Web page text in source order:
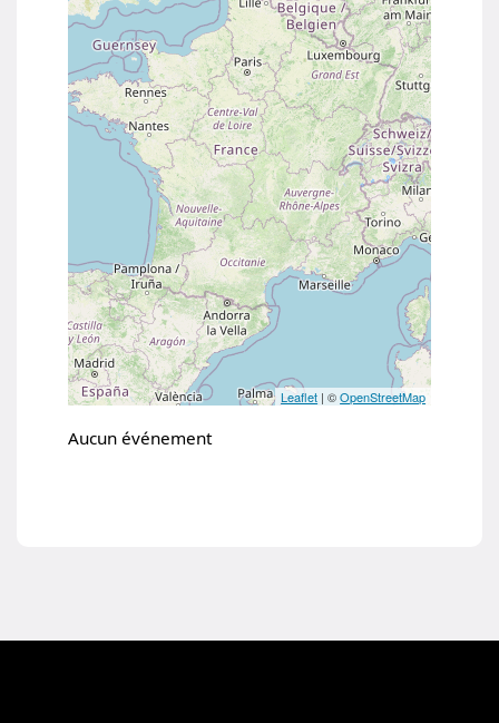
Agenda des conférences
Toutes les prochaines conférences
Flux ICS / ICAL
Les conférences par régions
Leaflet | ©OpenStreetMap
Aucun événement